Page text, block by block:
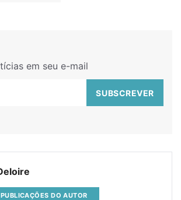
em seu e-mail
DO AUTOR